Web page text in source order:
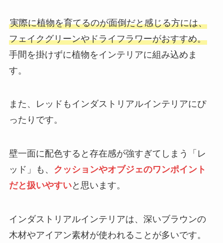
実際に植物を育てるのが面倒だと感じる方には、
フェイクグリーンやドライフラワーがおすすめ。
手間を掛けずに植物をインテリアに組み込めま
す。
また、レッドもインダストリアルインテリアにぴ
ったりです。
壁一面に配色すると存在感が強すぎてしまう「レ
ッド」も、 クッションやオブジェのワンポイント
だと扱いやすいと思います。
インダストリアルインテリアは、深いブラウンの
木材やアイアン素材が使われることが多いです。